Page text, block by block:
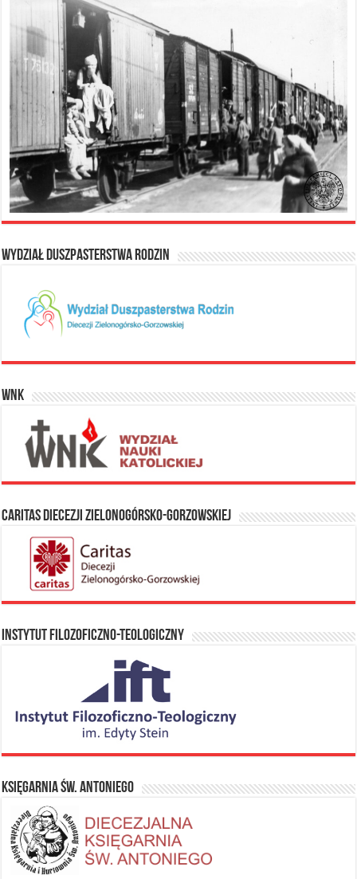
Wydział Duszpasterstwa Rodzin
WNK
Caritas Diecezji Zielonogórsko-Gorzowskiej
Instytut Filozoficzno-Teologiczny
Księgarnia Św. Antoniego